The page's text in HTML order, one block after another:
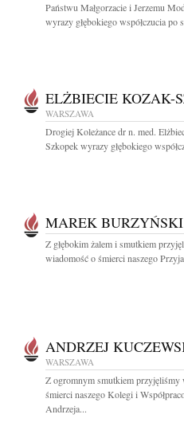
Państwu Małgorzacie i Jerzemu
wyrazy głębokiego współczucia po
ELŻBIECIE KOZAK-
WARSZAWA
Drogiej Koleżance dr n. med.
Szkopek wyrazy głębokiego
MAREK BURZYŃSKI
Z głębokim żalem i smutkiem
wiadomość o śmierci naszego
ANDRZEJ
WARSZAWA
Z ogromnym smutkiem przyjęliśmy
śmierci naszego Kolegi i
Andrzeja...